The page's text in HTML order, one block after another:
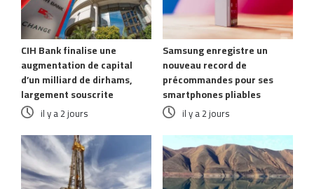
CIH Bank finalise une
augmentation de capital
d’un milliard de dirhams,
largement souscrite
il y a 2 jours
Samsung enregistre un
nouveau record de
précommandes pour ses
smartphones pliables
il y a 2 jours